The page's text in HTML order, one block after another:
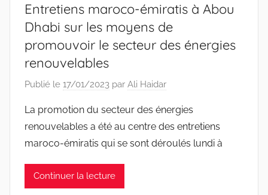
Entretiens maroco-émiratis à Abou
Dhabi sur les moyens de
promouvoir le secteur des énergies
renouvelables
Publié le 17/01/2023 par Ali Haidar
La promotion du secteur des énergies
renouvelables a été au centre des entretiens
maroco-émiratis qui se sont déroulés lundi à
Continuer la lecture